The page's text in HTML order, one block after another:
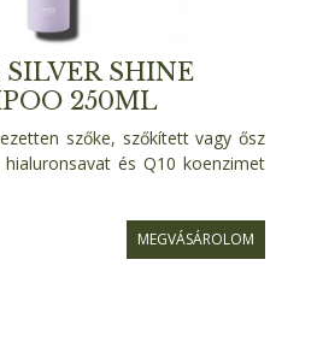
SHINE
250ML
szőke, szőkített vagy ősz
és Q10 koenzimet
MEGVÁSÁROLOM